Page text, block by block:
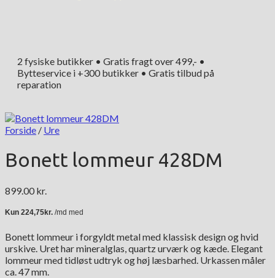
2 fysiske butikker • Gratis fragt over 499,- •
Bytteservice i +300 butikker • Gratis tilbud på
reparation
Forside / Ure
Bonett lommeur 428DM
899.00 kr.
Bonett lommeur i forgyldt metal med klassisk design og hvid
urskive. Uret har mineralglas, quartz urværk og kæde. Elegant
lommeur med tidløst udtryk og høj læsbarhed. Urkassen måler
ca. 47 mm.